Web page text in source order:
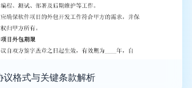
议格式与关键条款解析